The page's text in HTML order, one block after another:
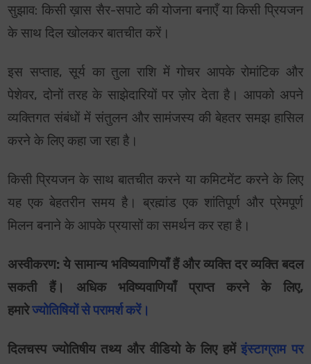
सुझाव: किसी ख़ास सैर-सपाटे की योजना बनाएँ या किसी प्रियजन
के साथ दिल खोलकर बातचीत करें।
इस सप्ताह, सूर्य का तुला राशि में गोचर आपके रोमांटिक और
पेशेवर, दोनों तरह के साझेदारियों पर ज़ोर देता है। आपको अपने
व्यक्तिगत संबंधों में संतुलन और सामंजस्य की बेहतर समझ हासिल
करने के लिए कहा जा रहा है।
किसी प्रियजन के साथ बातचीत करने या कमिटमेंट करने के लिए
यह एक बेहतरीन समय है। ब्रह्मांड एक शांतिपूर्ण और प्रेमपूर्ण
मिलन बनाने के आपके प्रयासों का समर्थन कर रहा है।
अस्वीकरण: ये सामान्य भविष्यवाणियाँ हैं और व्यक्ति दर व्यक्ति बदल
सकती हैं। अधिक भविष्यवाणियाँ प्राप्त करने के लिए,
हमारेज्योतिषियों से परामर्श करें।
दिलचस्प ज्योतिषीय तथ्य और वीडियो के लिए हमें इंस्टाग्राम पर